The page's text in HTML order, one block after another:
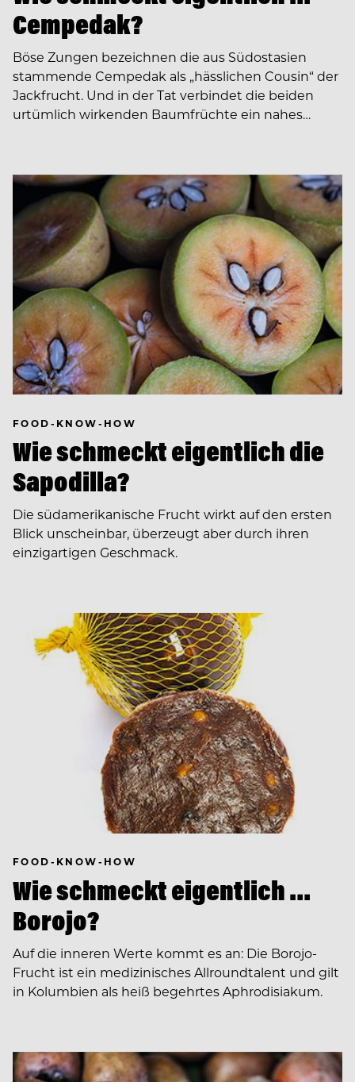
Cempedak?
Böse Zungen bezeichnen die aus Südostasien
stammende Cempedak als „hässlichen Cousin“ der
Jackfrucht. Und in der Tat verbindet die beiden
urtümlich wirkenden Baumfrüchte ein nahes…
FOOD-KNOW-HOW
Wie schmeckt eigentlich die
Sapodilla?
Die südamerikanische Frucht wirkt auf den ersten
Blick unscheinbar, überzeugt aber durch ihren
einzigartigen Geschmack.
FOOD-KNOW-HOW
Wie schmeckt eigentlich …
Borojo?
Auf die inneren Werte kommt es an: Die Borojo-
Frucht ist ein medizinisches Allroundtalent und gilt
in Kolumbien als heiß begehrtes Aphrodisiakum.